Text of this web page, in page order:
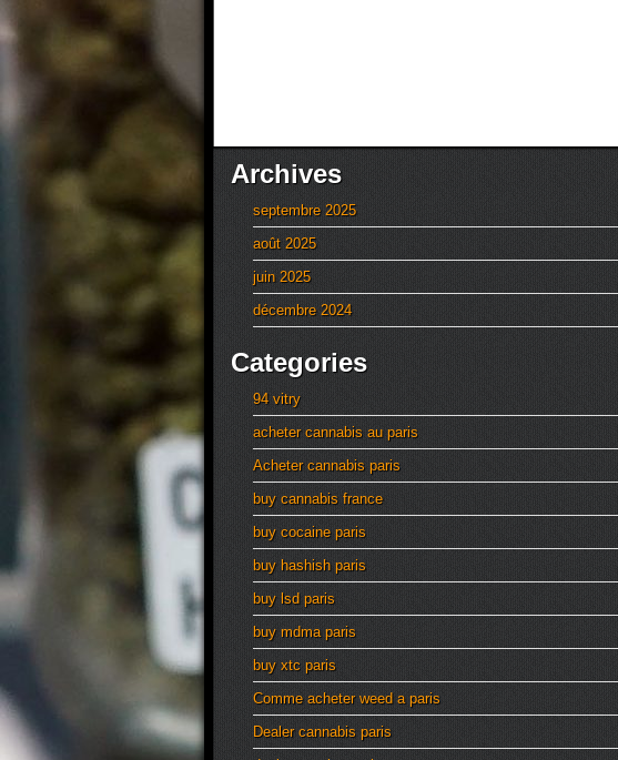
Archives
septembre 2025
août 2025
juin 2025
décembre 2024
Categories
94 vitry
acheter cannabis au paris
Acheter cannabis paris
buy cannabis france
buy cocaine paris
buy hashish paris
buy lsd paris
buy mdma paris
buy xtc paris
Comme acheter weed a paris
Dealer cannabis paris